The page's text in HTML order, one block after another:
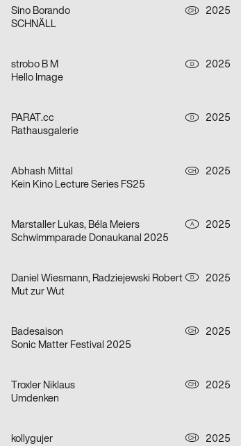
Sino Borando CH
2025
SCHNÄLL
strobo B M D
2025
Hello Image
PARAT.cc D
2025
Rathausgalerie
Abhash Mittal CH
2025
Kein Kino Lecture Series FS25
Marstaller Lukas, Béla Meiers A
2025
Schwimmparade Donaukanal 2025
Daniel Wiesmann, Radziejewski Robert D
2025
Mut zur Wut
Badesaison CH
2025
Sonic Matter Festival 2025
Troxler Niklaus CH
2025
Umdenken
kollygujer CH
2025